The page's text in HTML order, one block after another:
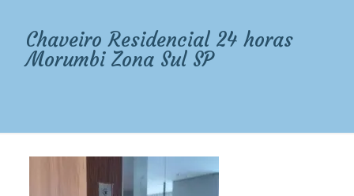
Chaveiro Residencial 24 horas
Morumbi Zona Sul SP​